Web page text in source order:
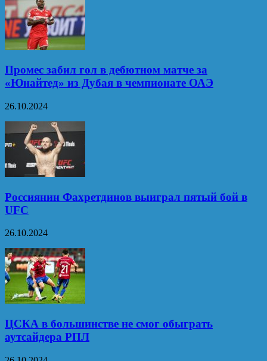
Промес забил гол в дебютном матче за
«Юнайтед» из Дубая в чемпионате ОАЭ
26.10.2024
Россиянин Фахретдинов выиграл пятый бой в
UFC
26.10.2024
ЦСКА в большинстве не смог обыграть
аутсайдера РПЛ